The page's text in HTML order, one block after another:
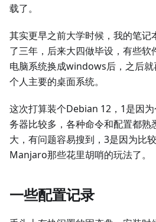
载了。
其实更早之前大学时候，我的笔
了三年，后来大四做毕设，有些软
电脑系统换成windows后，之后
个人主要的桌面系统。
这次打算装个Debian 12，1是因
务器比较多，各种命令和配置都熟
大，有问题容易搜到，3是因为比
Manjaro那些花里胡哨的玩法了。
一些配置记录